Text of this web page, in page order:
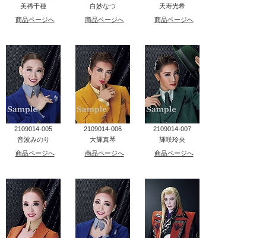
美稀千種
商品ページへ
白妙なつ
商品ページへ
天寿光希
商品ページへ
2109014-005
音波みのり
商品ページへ
2109014-006
大輝真琴
商品ページへ
2109014-007
輝咲玲央
商品ページへ
宝塚クリエイティブアーツ 企業情報
宝塚クリエイティブアーツ 採用情報
宝塚歌劇公式ホームページ